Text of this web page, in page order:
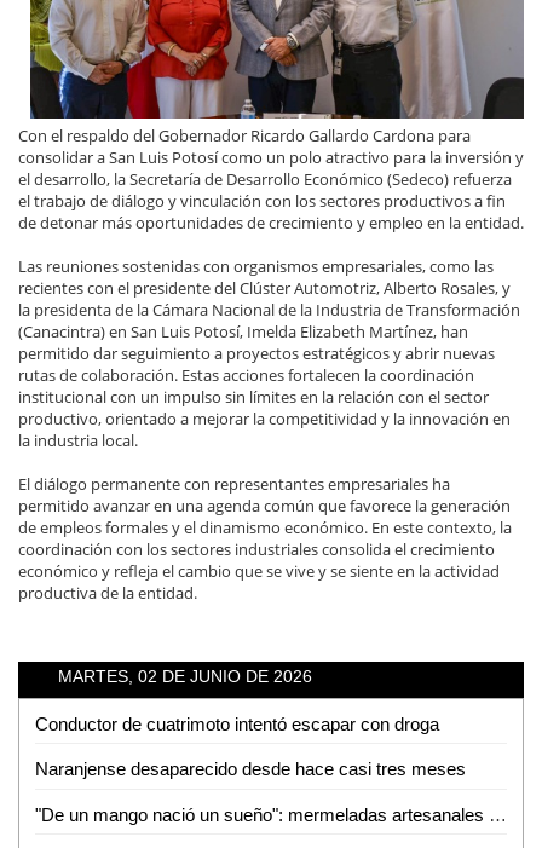
Con el respaldo del Gobernador Ricardo Gallardo Cardona para
consolidar a San Luis Potosí como un polo atractivo para la inversión y
el desarrollo, la Secretaría de Desarrollo Económico (Sedeco) refuerza
el trabajo de diálogo y vinculación con los sectores productivos a fin
de detonar más oportunidades de crecimiento y empleo en la entidad.
Las reuniones sostenidas con organismos empresariales, como las
recientes con el presidente del Clúster Automotriz, Alberto Rosales, y
la presidenta de la Cámara Nacional de la Industria de Transformación
(Canacintra) en San Luis Potosí, Imelda Elizabeth Martínez, han
permitido dar seguimiento a proyectos estratégicos y abrir nuevas
rutas de colaboración. Estas acciones fortalecen la coordinación
institucional con un impulso sin límites en la relación con el sector
productivo, orientado a mejorar la competitividad y la innovación en
la industria local.
El diálogo permanente con representantes empresariales ha
permitido avanzar en una agenda común que favorece la generación
de empleos formales y el dinamismo económico. En este contexto, la
coordinación con los sectores industriales consolida el crecimiento
económico y refleja el cambio que se vive y se siente en la actividad
productiva de la entidad.
MARTES, 02 DE JUNIO DE 2026
Conductor de cuatrimoto intentó escapar con droga
Naranjense desaparecido desde hace casi tres meses
"De un mango nació un sueño": mermeladas artesanales de Cerritos ya llegan hasta EUA